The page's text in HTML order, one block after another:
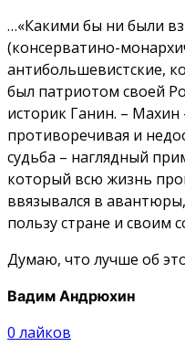
…«Какими бы ни были
(консерватино-
антибольшевистские,
был патриотом своей
историк Ганин. – Махин
противоречивая и
судьба – наглядный
который всю жизнь
ввязывался в
пользу стране и своим
Думаю, что лучше об
Вадим Андрюхин
0 лайков